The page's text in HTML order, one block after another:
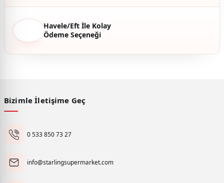
Havele/Eft İle Kolay
Ödeme Seçeneği
Bizimle İletişime Geç
0 533 850 73 27
info@starlingsupermarket.com